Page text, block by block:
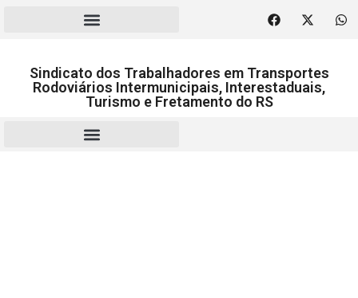
Sindicato dos Trabalhadores em Transportes
Rodoviários Intermunicipais, Interestaduais,
Turismo e Fretamento do RS